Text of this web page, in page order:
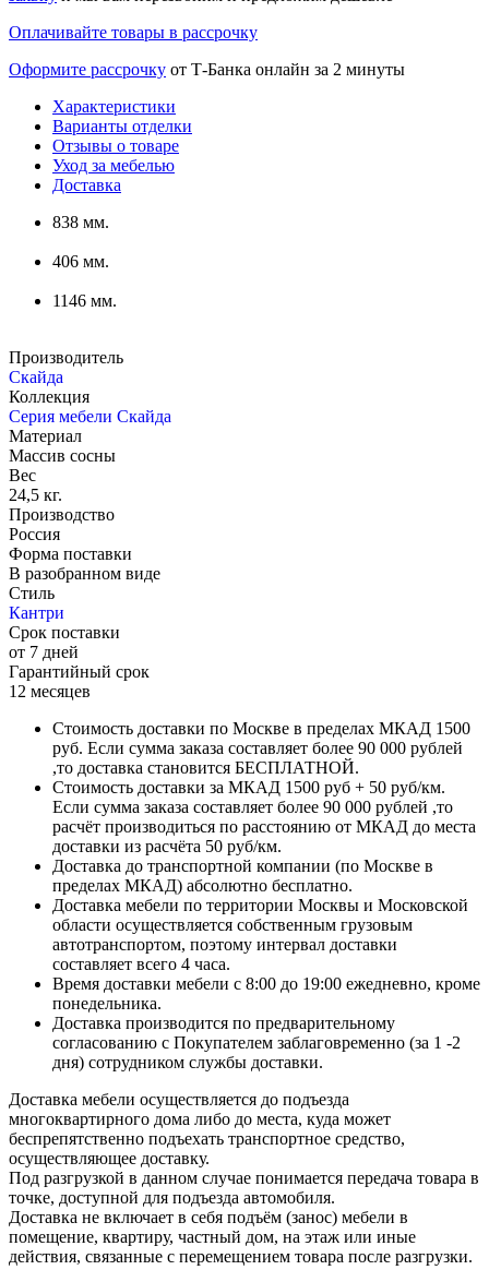
Оплачивайте товары в рассрочку
Оформите рассрочку от Т-Банка онлайн за 2 минуты
Характеристики
Варианты отделки
Отзывы о товаре
Уход за мебелью
Доставка
838 мм.
406 мм.
1146 мм.
Производитель
Скайда
Коллекция
Серия мебели Скайда
Материал
Массив сосны
Вес
24,5 кг.
Производство
Россия
Форма поставки
В разобранном виде
Стиль
Кантри
Срок поставки
от 7 дней
Гарантийный срок
12 месяцев
Стоимость доставки по Москве в пределах МКАД 1500
руб. Если сумма заказа составляет более 90 000 рублей
,то доставка становится БЕСПЛАТНОЙ.
Стоимость доставки за МКАД 1500 руб + 50 руб/км.
Если сумма заказа составляет более 90 000 рублей ,то
расчёт производиться по расстоянию от МКАД до места
доставки из расчёта 50 руб/км.
Доставка до транспортной компании (по Москве в
пределах МКАД) абсолютно бесплатно.
Доставка мебели по территории Москвы и Московской
области осуществляется собственным грузовым
автотранспортом, поэтому интервал доставки
составляет всего 4 часа.
Время доставки мебели с 8:00 до 19:00 ежедневно, кроме
понедельника.
Доставка производится по предварительному
согласованию с Покупателем заблаговременно (за 1 -2
дня) сотрудником службы доставки.
Доставка мебели осуществляется до подъезда
многоквартирного дома либо до места, куда может
беспрепятственно подъехать транспортное средство,
осуществляющее доставку.
Под разгрузкой в данном случае понимается передача товара в
точке, доступной для подъезда автомобиля.
Доставка не включает в себя подъём (занос) мебели в
помещение, квартиру, частный дом, на этаж или иные
действия, связанные с перемещением товара после разгрузки.